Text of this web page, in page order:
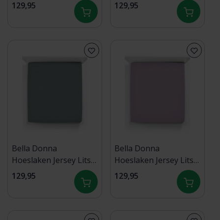
0565 200/220-200/240
129,95
champagne-0711
129,95
Bella Donna
Hoeslaken Jersey Lits-
jumeaux XL cement-
0219 200/220-200/240
129,95
Bella Donna
Hoeslaken Jersey Lits-
jumeaux XL amethyst-
0528 200/220-200/240
129,95